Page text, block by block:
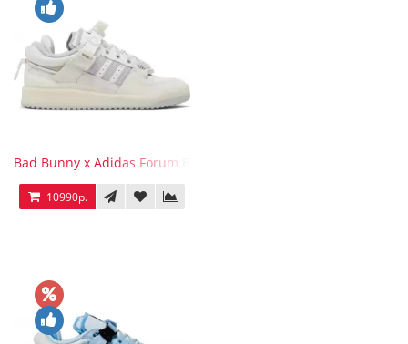
Bad Bunny x Adidas Forum Buckle Low Last
10990р.